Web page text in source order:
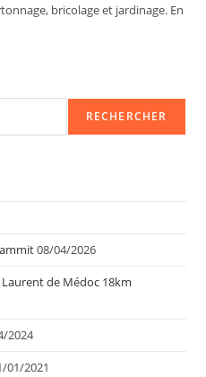
bricolage et jardinage. En
RECHERCHER
08/04/2026
Laurent de Médoc 18km
2024
01/2021